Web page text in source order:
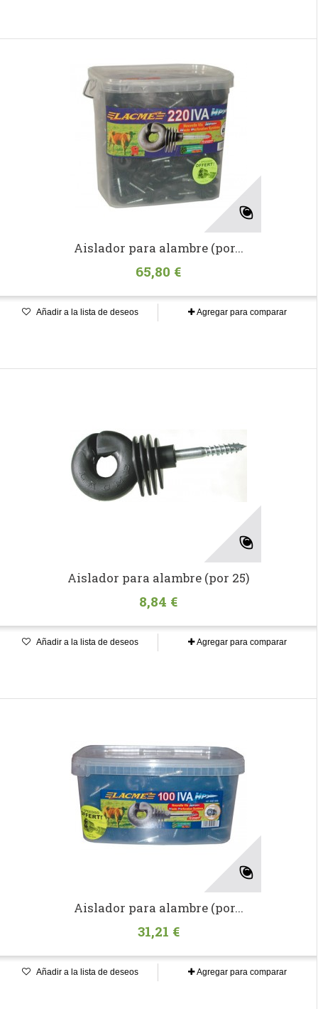
Aislador para alambre (por...
65,80 €
Añadir a la lista de deseos Agregar para comparar
Aislador para alambre (por 25)
8,84 €
Añadir a la lista de deseos Agregar para comparar
Aislador para alambre (por...
31,21 €
Añadir a la lista de deseos Agregar para comparar